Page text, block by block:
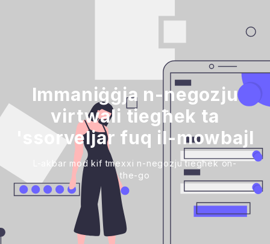
Immaniġġja n-negozju
virtwali tiegħek ta
'ssorveljar fuq il-mowbajl
L-akbar mod kif tmexxi n-negozju tiegħek on-
the-go